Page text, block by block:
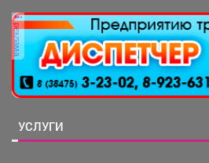
реклама
УСЛУГИ